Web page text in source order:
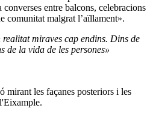
entre balcons, celebracions
comunitat malgrat l’aïllament».
miraves cap endins. Dins de
de la vida de les persones»